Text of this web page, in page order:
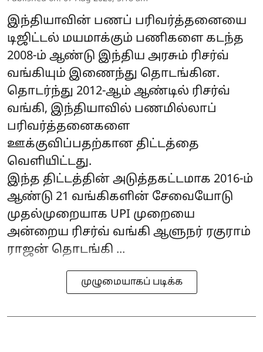
இந்தியாவின் பணப் பரிவர்த்தனையை
டிஜிட்டல் மயமாக்கும் பணிகளை கடந்த
2008-ம் ஆண்டு இந்திய அரசும் ரிசர்வ்
வங்கியும் இணைந்து தொடங்கின.
தொடர்ந்து 2012-ஆம் ஆண்டில் ரிசர்வ்
வங்கி, இந்தியாவில் பணமில்லாப்
பரிவர்த்தனைகளை
ஊக்குவிப்பதற்கான திட்டத்தை
வெளியிட்டது.
இந்த திட்டத்தின் அடுத்தகட்டமாக 2016-ம்
ஆண்டு 21 வங்கிகளின் சேவையோடு
முதல்முறையாக UPI முறையை
அன்றைய ரிசர்வ் வங்கி ஆளுநர் ரகுராம்
ராஜன் தொடங்கி ...
முழுமையாகப் படிக்க